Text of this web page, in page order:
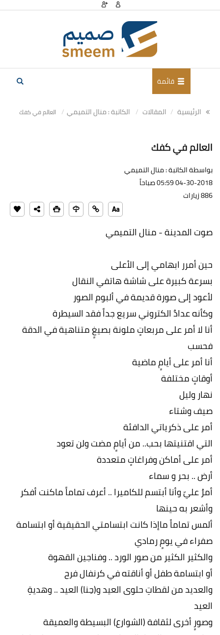
قائمة
الرئيسية المقالات الكاتبة : منال التميمي العالم في كفك
العالم في كفك
بواسطة الكاتبة : منال التميمي
04-30-2018 05:59 صباحاً
886 زيارات
صوت المدينة - منال التميمي
حين أمرر ابهامي إلى الأعلى
بسرعة كبيرة على شاشة هاتفي النقال
لأعود إلى صورة قديمة في ألبوم الصور
وكأنه عدادٌ الكتروني سريع جداً فقد السيطرة
أنا لا أمر على مربعاتٍ ملونة بصيغٍ متناهية في الدقة
فحسب
أنا أمر على أيامٍ ماضية
أوقاتٍ مختلفة
نهار وليل
صيف وشتاء
أمر على ذكرياتي الدافئة
التي اقتنيتها بحب.. من أيامٍ مضت ولن تعود
أمر على أماكن وفراغاتٍ متعددة
أرض .. بحر و سماء
أمرُ عليّ وأنا أبتسم للكاميرا .. أعرف تماماً ماكنت أفكر
وأشعر به حينها
ألمس تماماً ماإذا كانت ابتسامتي الحقيقية أو ابتسامة
صفراء في يومٍ رمادي
والكثير الكثير من صور الورد .. وفناجين القهوة
أو ابتسامة طفل أو أناقته في كرنفال فرح
والعديد من لقطاتِ حلوى العيد و(حِنا) العيد .. وهديةِ
العيد
وصورٍ أخرى لثقافة (الشوارع) البسيطة والعميقة